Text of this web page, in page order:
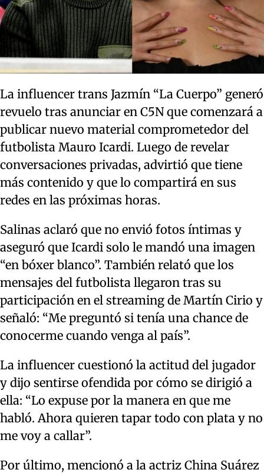
La influencer trans Jazmín “La Cuerpo” generó
revuelo tras anunciar en C5N que comenzará a
publicar nuevo material comprometedor del
futbolista Mauro Icardi. Luego de revelar
conversaciones privadas, advirtió que tiene
más contenido y que lo compartirá en sus
redes en las próximas horas.
Salinas aclaró que no envió fotos íntimas y
aseguró que Icardi solo le mandó una imagen
“en bóxer blanco”. También relató que los
mensajes del futbolista llegaron tras su
participación en el streaming de Martín Cirio y
señaló: “Me preguntó si tenía una chance de
conocerme cuando venga al país”.
La influencer cuestionó la actitud del jugador
y dijo sentirse ofendida por cómo se dirigió a
ella: “Lo expuse por la manera en que me
habló. Ahora quieren tapar todo con plata y no
me voy a callar”.
Por último, mencionó a la actriz China Suárez